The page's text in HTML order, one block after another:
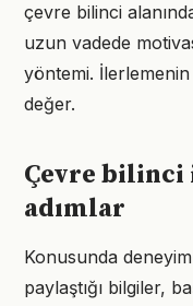
çevre bilinci
uzun vadede
yöntemi.
değer.
Çevre
adımlar
Konusunda
paylaştığı bilgiler,